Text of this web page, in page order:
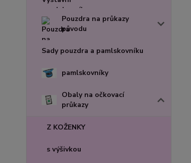
Pouzdra na průkazy
původu
Sady pouzdra a pamlskovníku
pamlskovníky
Obaly na očkovací
průkazy
Z KOŽENKY
s výšivkou